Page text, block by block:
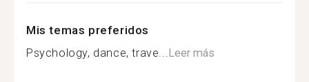
Mis temas preferidos
Psychology, dance, trave...Leer más